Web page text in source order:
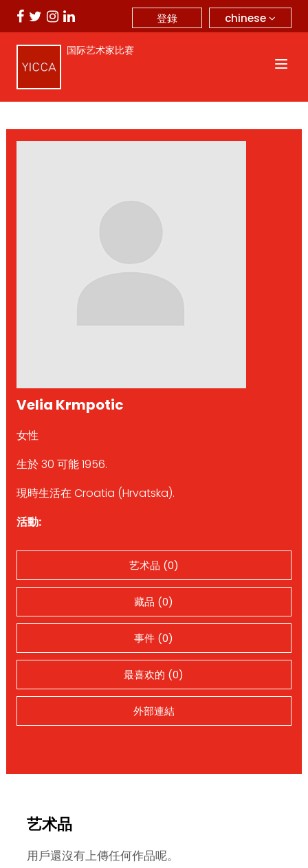
chinese
登錄
国际艺术家比赛
Velia Krmpotic
女性
生於 30 可能 1956.
現時生活在 Croatia (Hrvatska).
活動:
艺术品 (0)
藏品 (0)
事件 (0)
最喜欢的 (0)
外部連結
艺术品
用戶還沒有上傳任何作品呢。